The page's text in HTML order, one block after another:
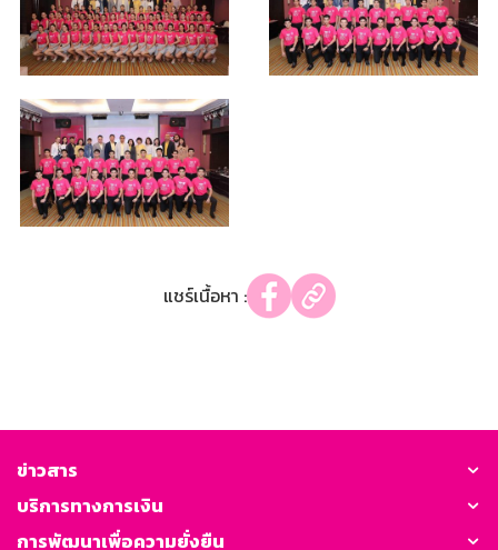
แชร์เนื้อหา :
ข่าวสาร
บริการทางการเงิน
การพัฒนาเพื่อความยั่งยืน